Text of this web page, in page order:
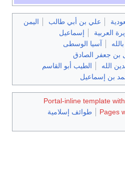
علي بن أبي طالب
اليمن
العربية
إسماعيل
آسيا الوسطى
بن جعفر الصادق
الله
الطيب أبو القاسم
بن إسماعيل
Portal-inline template
Pages
طوائف إسلامية